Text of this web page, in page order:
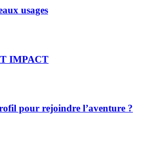
usages
IMPACT
pour rejoindre l’aventure ?